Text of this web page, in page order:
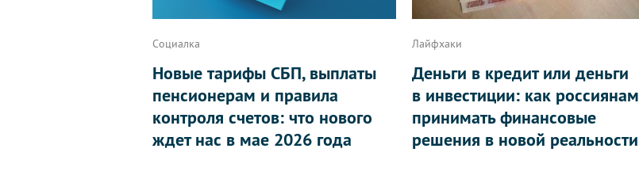
Социалка
Новые тарифы СБП, выплаты
пенсионерам и правила
контроля счетов: что нового
ждет нас в мае 2026 года
Лайфхаки
Деньги в кредит или деньги
в инвестиции: как россиянам
принимать финансовые
решения в новой реальности